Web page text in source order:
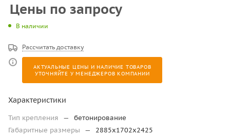
Цены по запросу
В наличии
Рассчитать доставку
АКТУАЛЬНЫЕ ЦЕНЫ И НАЛИЧИЕ ТОВАРОВ
УТОЧНЯЙТЕ У МЕНЕДЖЕРОВ КОМПАНИИ
Характеристики
Тип крепления —
бетонирование
Габаритные размеры
—
2885х1702х2425